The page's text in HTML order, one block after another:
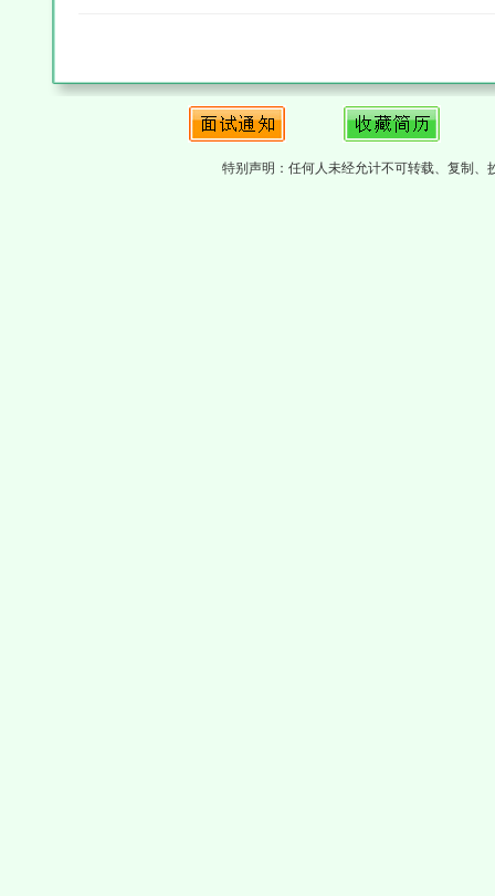
特别声明：任何人未经允计不可转载、复制